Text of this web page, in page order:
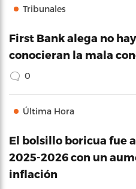
Tribunales
First Bank alega no
conocieran la mala
0
Última Hora
El bolsillo boricua fue
2025-2026 con un
inflación